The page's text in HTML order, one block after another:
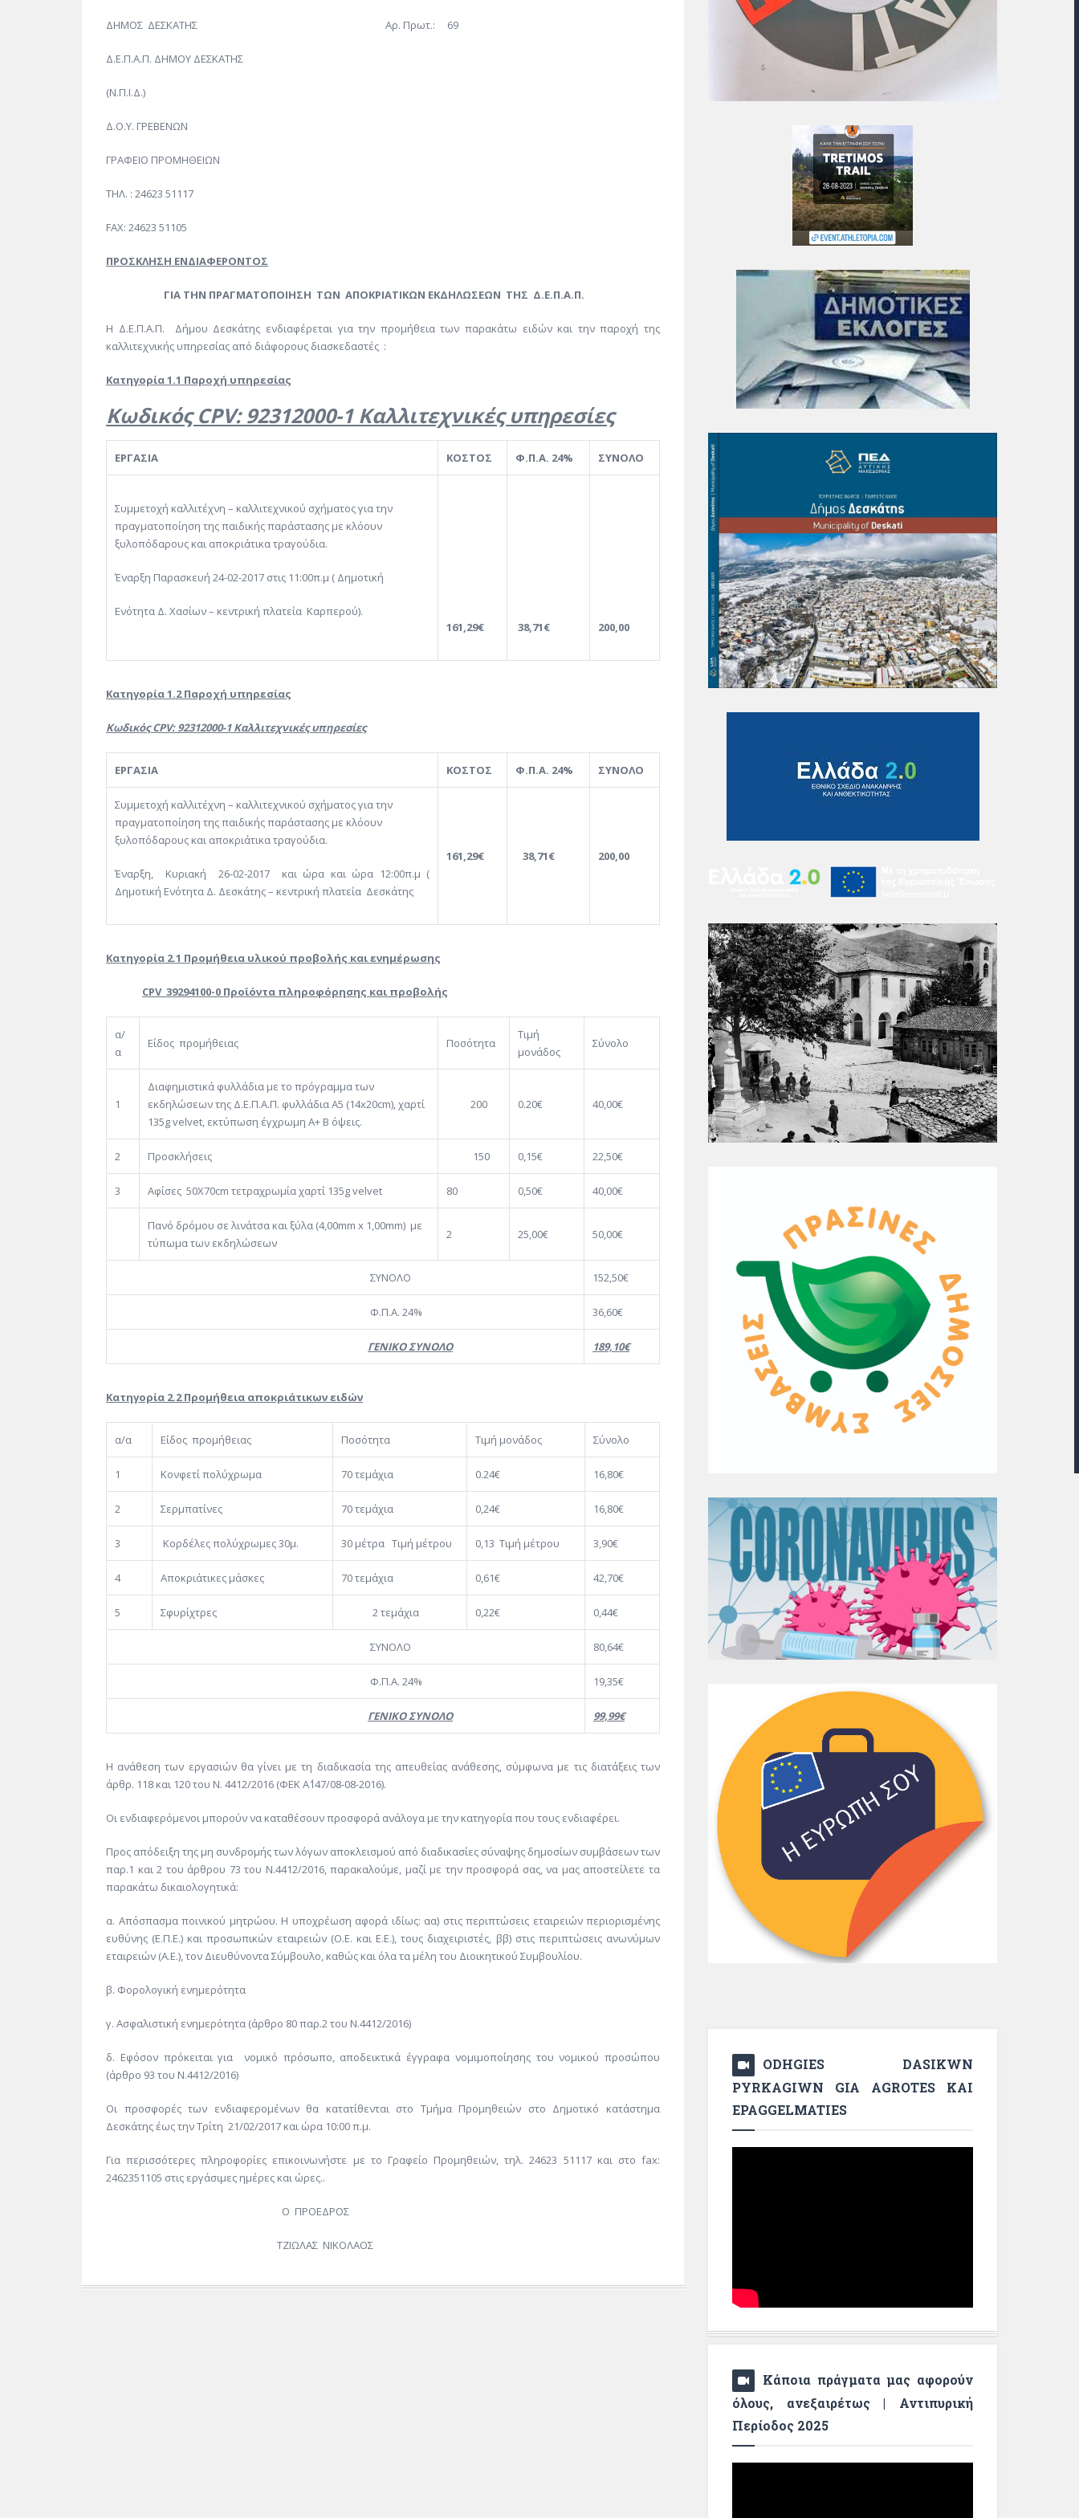
ΔΗΜΟΣ ΔΕΣΚΑΤΗΣ Αρ. Πρωτ.: 69
Δ.Ε.Π.Α.Π. ΔΗΜΟΥ ΔΕΣΚΑΤΗΣ
(Ν.Π.Ι.Δ.)
Δ.Ο.Υ. ΓΡΕΒΕΝΩΝ
ΓΡΑΦΕΙΟ ΠΡΟΜΗΘΕΙΩΝ
ΤΗΛ. : 24623 51117
FAX: 24623 51105
ΠΡΟΣΚΛΗΣΗ ΕΝΔΙΑΦΕΡΟΝΤΟΣ
ΓΙΑ ΤΗΝ ΠΡΑΓΜΑΤΟΠΟΙΗΣΗ ΤΩΝ ΑΠΟΚΡΙΑΤΙΚΩΝ ΕΚΔΗΛΩΣΕΩΝ ΤΗΣ Δ.Ε.Π.Α.Π.
Η Δ.Ε.Π.Α.Π. Δήμου Δεσκάτης ενδιαφέρεται για την προμήθεια των παρακάτω ειδών και την παροχή της
καλλιτεχνικής υπηρεσίας από διάφορους διασκεδαστές :
Κατηγορία 1.1 Παροχή υπηρεσίας
Κωδικός CPV: 92312000-1 Καλλιτεχνικές υπηρεσίες
ΕΡΓΑΣΙΑ ΚΟΣΤΟΣ Φ.Π.Α. 24% ΣΥΝΟΛΟ
Συμμετοχή καλλιτέχνη – καλλιτεχνικού σχήματος για την
πραγματοποίηση της παιδικής παράστασης με κλόουν
ξυλοπόδαρους και αποκριάτικα τραγούδια.
Έναρξη Παρασκευή 24-02-2017 στις 11:00π.μ ( Δημοτική
Ενότητα Δ. Χασίων – κεντρική πλατεία Καρπερού).
161,29€
38,71€ 200,00
Κατηγορία 1.2 Παροχή υπηρεσίας
Κωδικός CPV: 92312000-1Καλλιτεχνικές υπηρεσίες
ΕΡΓΑΣΙΑ ΚΟΣΤΟΣ Φ.Π.Α. 24% ΣΥΝΟΛΟ
Συμμετοχή καλλιτέχνη – καλλιτεχνικού σχήματος για την
πραγματοποίηση της παιδικής παράστασης με κλόουν
ξυλοπόδαρους και αποκριάτικα τραγούδια.
Έναρξη, Κυριακή 26-02-2017 και ώρα και ώρα 12:00π.μ (
Δημοτική Ενότητα Δ. Δεσκάτης – κεντρική πλατεία Δεσκάτης
161,29€ 38,71€ 200,00
Κατηγορία 2.1 Προμήθεια υλικού προβολής και ενημέρωσης
CPV39294100-0 Προϊόντα πληροφόρησης και προβολής
α/
α
Είδος προμήθειας Ποσότητα
Τιμή
μονάδος
Σύνολο
1
Διαφημιστικά φυλλάδια με το πρόγραμμα των
εκδηλώσεων της Δ.Ε.Π.Α.Π. φυλλάδια A5 (14x20cm), χαρτί
135g velvet, εκτύπωση έγχρωμη Α+ Β όψεις.
200 0.20€ 40,00€
2 Προσκλήσεις 150 0,15€ 22,50€
3 Αφίσες 50Χ70cm τετραχρωμία χαρτί 135g velvet 80 0,50€ 40,00€
Πανό δρόμου σε λινάτσα και ξύλα (4,00mm x 1,00mm) με
τύπωμα των εκδηλώσεων
2 25,00€ 50,00€
ΣΥΝΟΛΟ 152,50€
Φ.Π.Α. 24% 36,60€
ΓΕΝΙΚΟ ΣΥΝΟΛΟ 189,10€
Κατηγορία 2.2 Προμήθεια αποκριάτικων ειδών
α/α Είδος προμήθειας Ποσότητα Τιμή μονάδος Σύνολο
1 Κονφετί πολύχρωμα 70 τεμάχια 0.24€ 16,80€
2 Σερμπατίνες 70 τεμάχια 0,24€ 16,80€
3 Κορδέλες πολύχρωμες 30μ. 30 μέτρα Τιμή μέτρου 0,13 Τιμή μέτρου 3,90€
4 Αποκριάτικες μάσκες 70 τεμάχια 0,61€ 42,70€
5 Σφυρίχτρες 2 τεμάχια 0,22€ 0,44€
ΣΥΝΟΛΟ 80,64€
Φ.Π.Α. 24% 19,35€
ΓΕΝΙΚΟ ΣΥΝΟΛΟ 99,99€
Η ανάθεση των εργασιών θα γίνει με τη διαδικασία της απευθείας ανάθεσης, σύμφωνα με τις διατάξεις των
άρθρ. 118 και 120 του Ν. 4412/2016 (ΦΕΚ Α΄147/08-08-2016).
Οι ενδιαφερόμενοι μπορούν να καταθέσουν προσφορά ανάλογα με την κατηγορία που τους ενδιαφέρει.
Προς απόδειξη της μη συνδρομής των λόγων αποκλεισμού από διαδικασίες σύναψης δημοσίων συμβάσεων των
παρ.1 και 2 του άρθρου 73 του Ν.4412/2016, παρακαλούμε, μαζί με την προσφορά σας, να μας αποστείλετε τα
παρακάτω δικαιολογητικά:
α. Απόσπασμα ποινικού μητρώου. Η υποχρέωση αφορά ιδίως: αα) στις περιπτώσεις εταιρειών περιορισμένης
ευθύνης (Ε.Π.Ε.) και προσωπικών εταιρειών (Ο.Ε. και Ε.Ε.), τους διαχειριστές, ββ) στις περιπτώσεις ανωνύμων
εταιρειών (Α.Ε.), τον Διευθύνοντα Σύμβουλο, καθώς και όλα τα μέλη του Διοικητικού Συμβουλίου.
β. Φορολογική ενημερότητα
γ. Ασφαλιστική ενημερότητα (άρθρο 80 παρ.2 του Ν.4412/2016)
δ. Εφόσον πρόκειται για νομικό πρόσωπο, αποδεικτικά έγγραφα νομιμοποίησης του νομικού προσώπου
(άρθρο 93 του Ν.4412/2016)
Οι προσφορές των ενδιαφερομένων θα κατατίθενται στο Τμήμα Προμηθειών στο Δημοτικό κατάστημα
Δεσκάτης έως την Τρίτη 21/02/2017 και ώρα 10:00 π.μ.
Για περισσότερες πληροφορίες επικοινωνήστε με το Γραφείο Προμηθειών, τηλ. 24623 51117 και στο fax:
2462351105 στις εργάσιμες ημέρες και ώρες..
Ο ΠΡΟΕΔΡΟΣ
ΤΖΙΩΛΑΣ ΝΙΚΟΛΑΟΣ
ODHGIES DASIKWN
PYRKAGIWN GIA AGROTES KAI
EPAGGELMATIES
Κάποια πράγματα μας αφορούν
όλους, ανεξαιρέτως | Αντιπυρική
Περίοδος 2025